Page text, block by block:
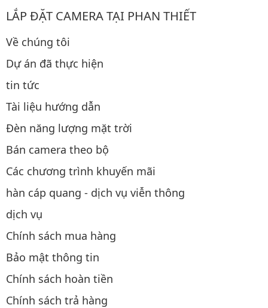
LẮP ĐẶT CAMERA TẠI PHAN THIẾT
Về chúng tôi
Dự án đã thực hiện
tin tức
Tài liệu hướng dẫn
Đèn năng lượng mặt trời
Bán camera theo bộ
Các chương trình khuyến mãi
hàn cáp quang - dịch vụ viễn thông
dịch vụ
Chính sách mua hàng
Bảo mật thông tin
Chính sách hoàn tiền
Chính sách trả hàng